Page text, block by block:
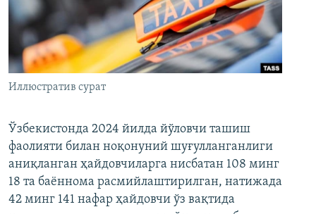
Иллюстратив сурат
Ўзбекистонда 2024 йилда йўловчи ташиш
фаолияти билан ноқонуний шуғулланганлиги
аниқланган ҳайдовчиларга нисбатан 108 минг
18 та баённома расмийлаштирилган, натижада
42 минг 141 нафар ҳайдовчи ўз вақтида